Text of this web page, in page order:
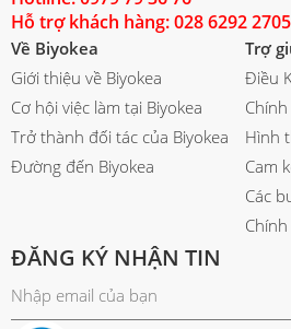
Hỗ trợ khách hàng: 028 6292
Về Biyokea
Giới thiệu về Biyokea
Cơ hội việc làm tại Biyokea
Trở thành đối tác của Biyokea
Đường đến Biyokea
Trợ
Điều
Hình
Cam
Các
ĐĂNG KÝ NHẬN TIN